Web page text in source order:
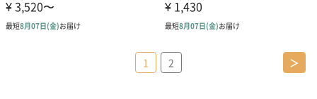
1 2 ＞